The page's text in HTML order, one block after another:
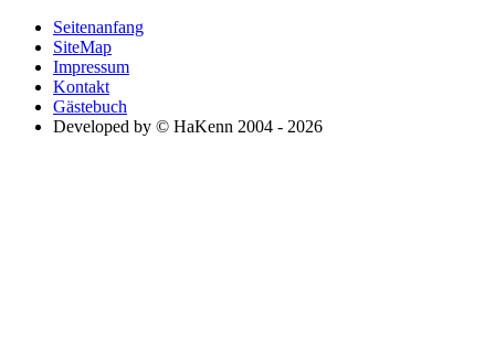
Seitenanfang
SiteMap
Impressum
Kontakt
Gästebuch
Developed by © HaKenn 2004 - 2026